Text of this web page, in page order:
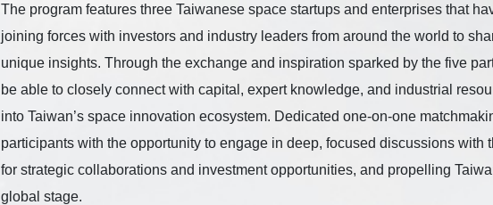
The program features three Taiwanese space startups and enterprises that
joining forces with investors and industry leaders from around the world to
unique insights. Through the exchange and inspiration sparked by the five
be able to closely connect with capital, expert knowledge, and industrial
into Taiwan’s space innovation ecosystem. Dedicated one-on-one
participants with the opportunity to engage in deep, focused discussions with
for strategic collaborations and investment opportunities, and propelling
global stage.